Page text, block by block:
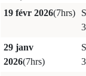
19 févr 2026(7hrs)
29 janv
2026(7hrs)